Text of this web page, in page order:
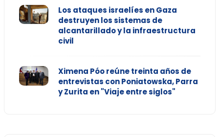
Los ataques israelíes en Gaza
destruyen los sistemas de
alcantarillado y la infraestructura
civil
Ximena Póo reúne treinta años de
entrevistas con Poniatowska, Parra
y Zurita en "Viaje entre siglos"